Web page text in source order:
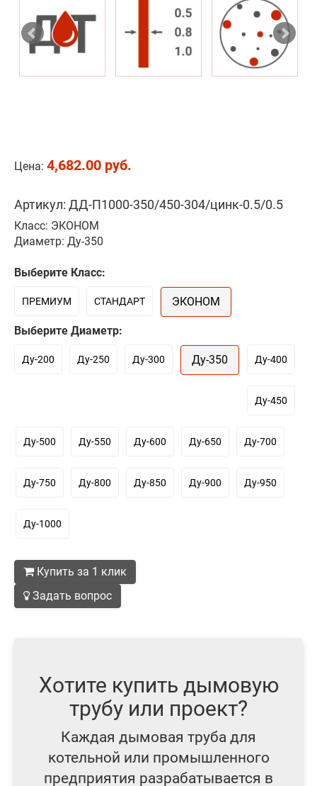
Цена: 4,682.00 руб.
Артикул: ДД-П1000-350/450-304/цинк-0.5/0.5
Класс: ЭКОНОМ
Диаметр: Ду-350
Выберите Класс:
ПРЕМИУМ СТАНДАРТ ЭКОНОМ
Выберите Диаметр:
Ду-200 Ду-250 Ду-300 Ду-350 Ду-400
Ду-450
Ду-500 Ду-550 Ду-600 Ду-650 Ду-700
Ду-750 Ду-800 Ду-850 Ду-900 Ду-950
Ду-1000
Купить за 1 клик
Задать вопрос
Хотите купить дымовую
трубу или проект?
Каждая дымовая труба для
котельной или промышленного
предприятия разрабатывается в